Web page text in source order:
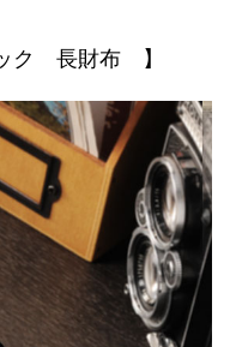
ク 長財布 】